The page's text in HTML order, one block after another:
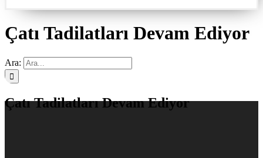
Çatı Tadilatları Devam Ediyor
Ara:
Çatı Tadilatları Devam Ediyor